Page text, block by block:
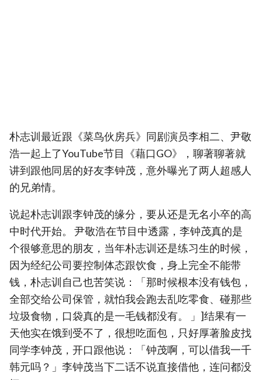
朴志训最近跟《菜鸟伙房兵》同剧演员李相二、尹敬
浩一起上了YouTube节目《藉口GO》，聊著聊著就
讲到跟他同居的好友李钟茂，意外曝光了两人超感人
的兄弟情。
说起朴志训跟李钟茂的缘分，要从还是无名小卒的高
中时代开始。 尹敬浩在节目中透露，李钟茂真的是
个很够意思的朋友，当年朴志训还是练习生的时候，
因为经纪公司要控制体态跟饮食，身上完全不能带
钱，朴志训自己也苦笑说：「那时候根本没有钱包，
全部交给公司保管，就怕我会跑去乱吃零食、碰那些
垃圾食物，口袋真的是一毛钱都没有。 」]结果有一
天他实在饿到受不了，很想吃面包，只好厚著脸皮找
同学李钟茂，开口跟他说：「钟茂啊，可以借我一千
韩元吗？」李钟茂当下二话不说直接借他，连问都没